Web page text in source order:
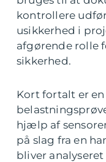
kontrollere
usikkerhed i
afgørende rolle
sikkerhed.
Kort fortalt er
hjælp af
på slag fra en
bliver